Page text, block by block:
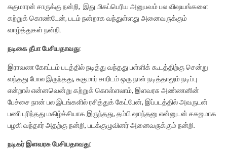
சுகுமாரன் சாருக்கு நன்றி, இது மிகப்பெரிய அனுபவம் பல விஷயங்களை
கற்றுக் கொண்டேன், படம் நன்றாக வந்துள்ளது அனைவருக்கும்
வாழ்த்துகள் நன்றி.
நடிகை தீபா பேசியதாவது:
இராவண கோட்டம் படத்தில் நடித்து வந்தது பள்ளிக் கூடத்திற்கு சென்று
வந்தது போல இருந்தது, சுகுமார் சாரிடம் ஒரு நாள் நடித்தாலும் நடிப்பு
என்றால் என்னவென்று கற்றுக் கொள்ளலாம், இளவரசு அண்ணனின்
பேச்சை நான் பல இடங்களில் ரசித்துக் கேட்பேன், இப்படத்தில் அவருடன்
பணி புரிந்தது மகிழ்ச்சியாக இருந்தது, தம்பி ஷாந்தனு என்னுடன் சகஜமாக
பழகி வந்தார் அதற்கு நன்றி, படக்குழுவினர் அனைவருக்கும் நன்றி.
நடிகர் இளவரசு பேசியதாவது: